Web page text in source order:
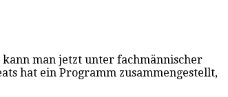
man jetzt unter fachmännischer
hat ein Programm zusammengestellt,